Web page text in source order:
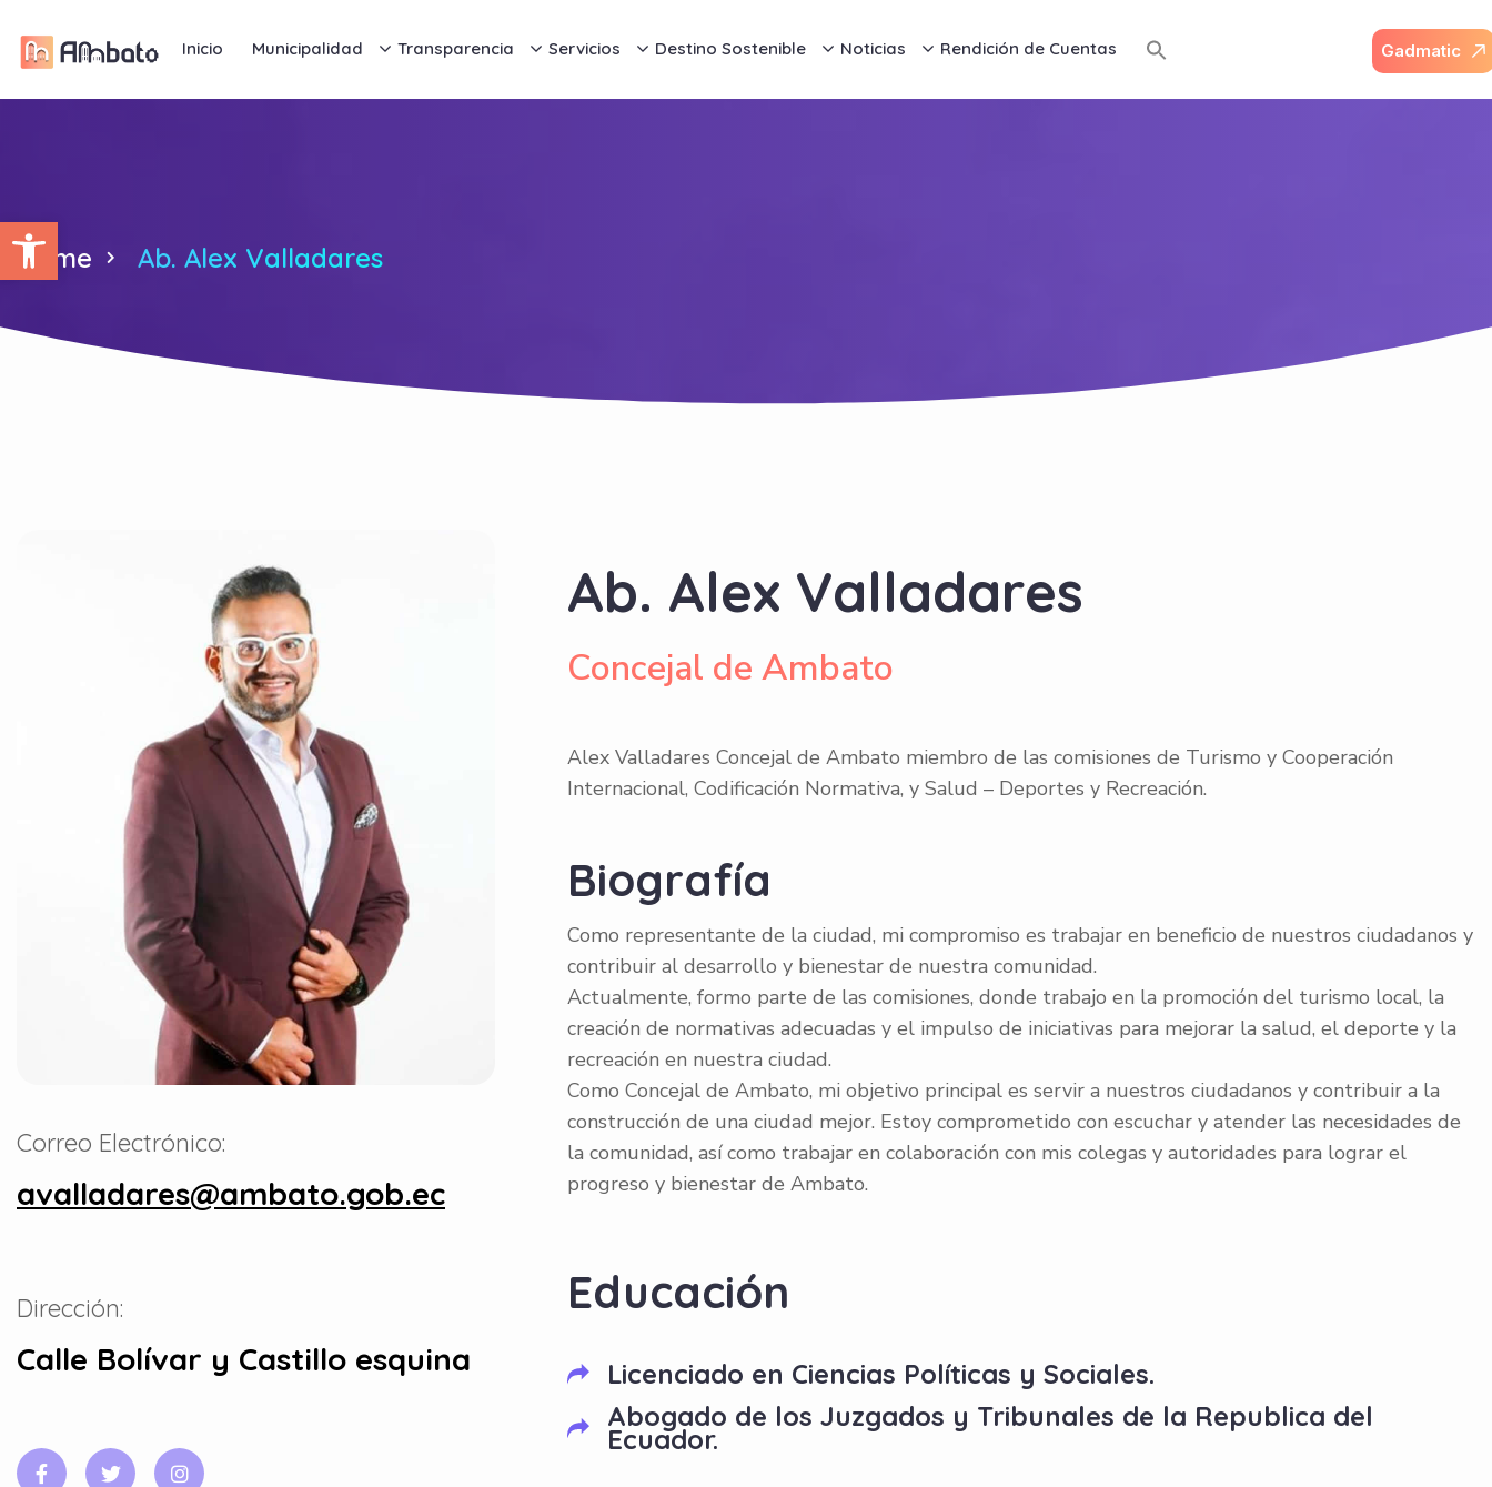
Abrir barra de herramientas
Inicio Municipalidad Transparencia Servicios Destino Sostenible Noticias Rendición de Cuentas Gadmatic
Home Ab. Alex Valladares
Correo Electrónico:
avalladares@ambato.gob.ec
Dirección:
Calle Bolívar y Castillo esquina
Ab. Alex Valladares
Concejal de Ambato
Alex Valladares Concejal de Ambato miembro de las comisiones de Turismo y Cooperación
Internacional, Codificación Normativa, y Salud – Deportes y Recreación.
Biografía
Como representante de la ciudad, mi compromiso es trabajar en beneficio de nuestros ciudadanos y
contribuir al desarrollo y bienestar de nuestra comunidad.
Actualmente, formo parte de las comisiones, donde trabajo en la promoción del turismo local, la
creación de normativas adecuadas y el impulso de iniciativas para mejorar la salud, el deporte y la
recreación en nuestra ciudad.
Como Concejal de Ambato, mi objetivo principal es servir a nuestros ciudadanos y contribuir a la
construcción de una ciudad mejor. Estoy comprometido con escuchar y atender las necesidades de
la comunidad, así como trabajar en colaboración con mis colegas y autoridades para lograr el
progreso y bienestar de Ambato.
Educación
Licenciado en Ciencias Políticas y Sociales.
Abogado de los Juzgados y Tribunales de la Republica del
Ecuador.